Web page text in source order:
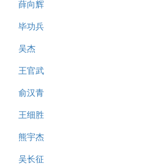
薛向辉
毕功兵
吴杰
王官武
俞汉青
王细胜
熊宇杰
吴长征